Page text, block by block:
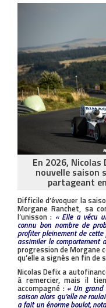
En 2026,
nouvelle saison
partageant
Difficile d’évoquer la
Morgane Ranchet, sa
l’unisson : « Elle a vécu
connu bon nombre de
profiter pleinement de
assimiler le comportement
progression de
qu’elle a signés en fin
Nicolas Defix a
à remercier, mais il
accompagné : « Un grand
saison alors qu’elle ne
a fait un énorme boulot,